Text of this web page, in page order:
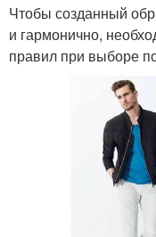
Чтобы созданный
и гармонично,
правил при выборе